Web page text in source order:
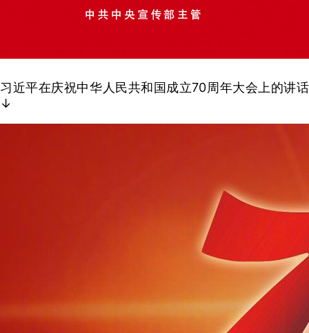
习近平在庆祝中华人民共和国成立70周年大会上的讲话
↓